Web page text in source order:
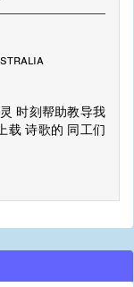
时刻帮助教导我
载 诗歌的 同工们